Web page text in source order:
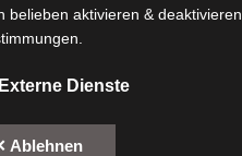
aktivieren & deaktivieren.
Externe Dienste
Ablehnen